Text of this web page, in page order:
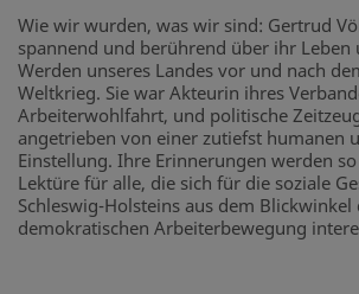
Wie wir wurden, was wir sind: Gertrud
spannend und berührend über ihr Leben
Werden unseres Landes vor und nach
Weltkrieg. Sie war Akteurin ihres
Arbeiterwohlfahrt, und politische
angetrieben von einer zutiefst humanen
Einstellung. Ihre Erinnerungen werden
Lektüre für alle, die sich für die soziale
Schleswig-Holsteins aus dem Blickwinkel
demokratischen Arbeiterbewegung